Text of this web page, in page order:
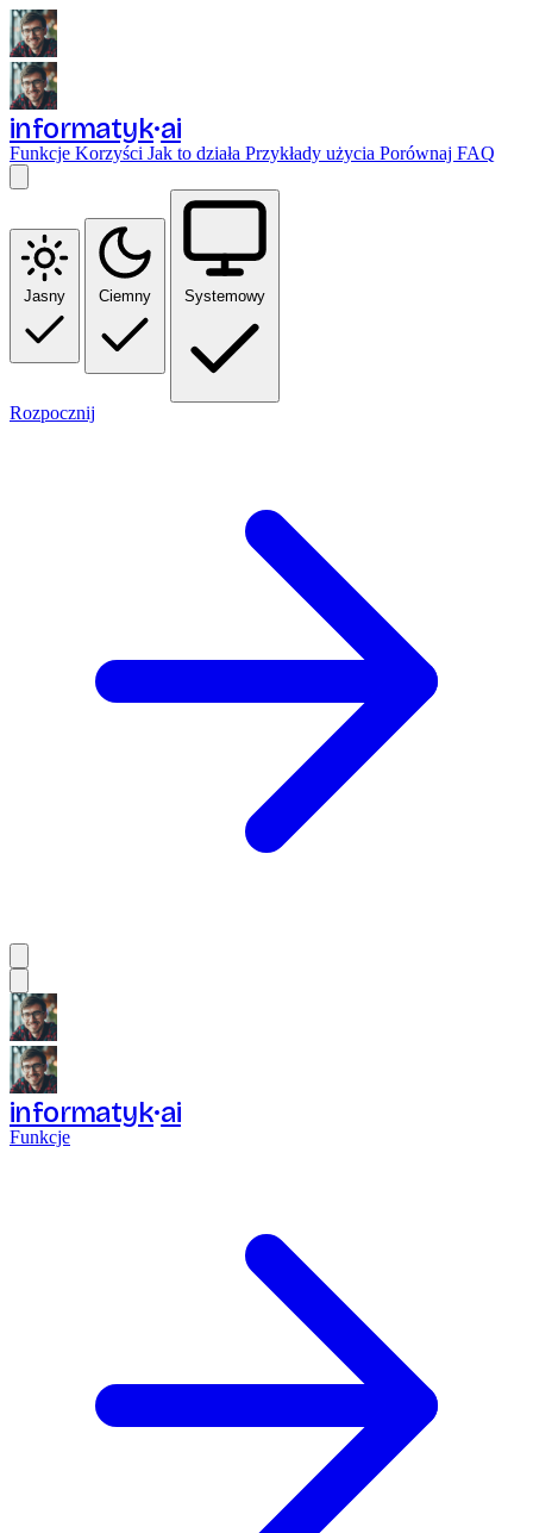
informatyk ai
Funkcje Korzyści Jak to działa Przykłady użycia Porównaj FAQ
Jasny Ciemny Systemowy
Rozpocznij
informatyk ai
Funkcje